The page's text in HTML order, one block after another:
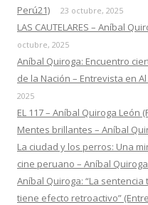
Perú21)
23 octubre, 2025
LAS CAUTELARES – Aníbal
octubre, 2025
Aníbal Quiroga: Encuentro
de la Nación – Entrevista en
2025
EL 117 – Aníbal Quiroga León
Mentes brillantes – Aníbal
La ciudad y los perros: Una
cine peruano – Aníbal
Aníbal Quiroga: “La
tiene efecto retroactivo”